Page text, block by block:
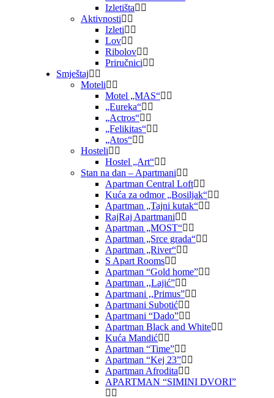
Izletišta
Aktivnosti
Izleti
Lov
Ribolov
Priručnici
Smještaj
Moteli
Motel „MAS“
„Eureka“
„Actros“
„Felikitas“
„Atos“
Hosteli
Hostel „Art“
Stan na dan – Apartmani
Apartman Central Loft
Kuća za odmor „Bosiljak“
Apartman „Tajni kutak“
RajRaj Apartmani
Apartman „MOST“
Apartman „Srce grada“
Apartman „River“
S Apart Rooms
Apartman “Gold home”
Apartman ,,Lajić”
Apartmani ,,Primus”
Apartmani Subotić
Apartmani “Dado”
Apartman Black and White
Kuća Mandić
Apartman “Time”
Apartman “Kej 23”
Apartman Afrodita
APARTMAN “SIMINI DVORI”